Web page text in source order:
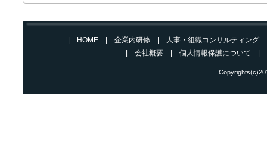
HOME 企業内研修 人事・組織コンサルティング
| 会社概要
個人情報保護について